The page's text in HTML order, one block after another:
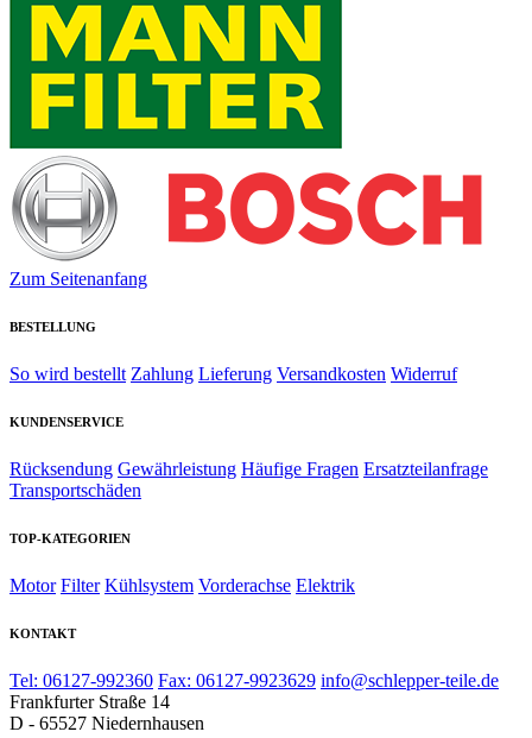
Zum Seitenanfang
BESTELLUNG
So wird bestellt Zahlung Lieferung Versandkosten Widerruf
KUNDENSERVICE
Rücksendung Gewährleistung Häufige Fragen Ersatzteilanfrage
Transportschäden
TOP-KATEGORIEN
Motor Filter Kühlsystem Vorderachse Elektrik
KONTAKT
Tel: 06127-992360 Fax: 06127-9923629 info@schlepper-teile.de
Frankfurter Straße 14
D - 65527 Niedernhausen